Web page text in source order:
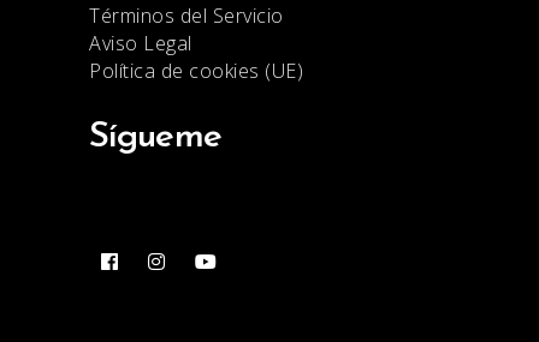
Términos del Servicio
Aviso Legal
Política de cookies (UE)
Sígueme